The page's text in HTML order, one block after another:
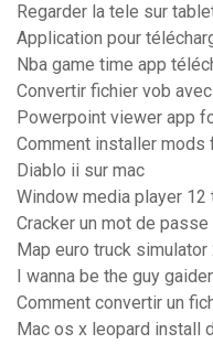
Regarder la tele sur
Application pour
Nba game time app
Convertir fichier vob
Powerpoint viewer app
Comment installer mods
Diablo ii sur mac
Window media player 12
Cracker un mot de
Map euro truck simulator
I wanna be the guy
Comment convertir un
Mac os x leopard install